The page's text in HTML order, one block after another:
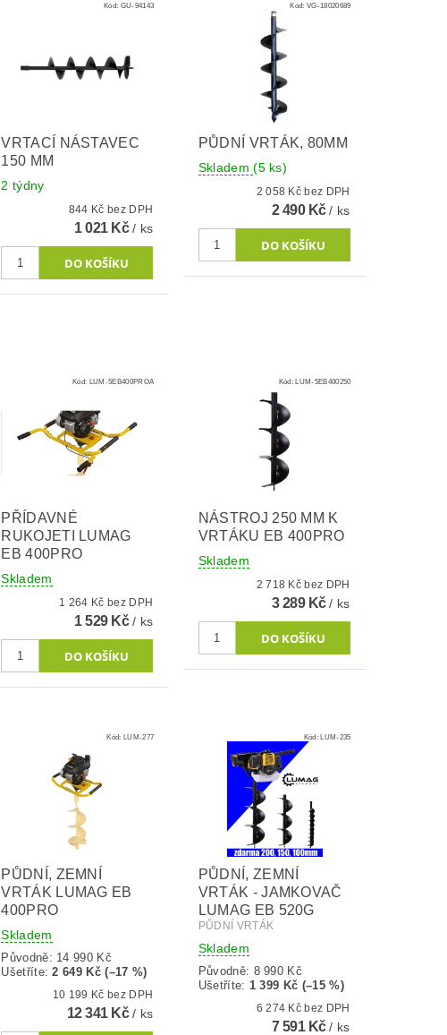
Kód: GU-94143
VRTACÍ NÁSTAVEC
150 MM
2 týdny
844 Kč bez DPH
1 021 Kč/ ks
Kód: VG-18020689
PŮDNÍ VRTÁK, 80MM
Skladem(5 ks)
2 058 Kč bez DPH
2 490 Kč/ ks
Kód: LUM-5EB400PROA
PŘÍDAVNÉ
RUKOJETI LUMAG
EB 400PRO
Skladem
1 264 Kč bez DPH
1 529 Kč/ ks
Kód:LUM-5EB400250
NÁSTROJ 250 MM K
VRTÁKU EB 400PRO
Skladem
2 718 Kč bez DPH
3 289 Kč/ ks
Kód: LUM-277
PŮDNÍ, ZEMNÍ
VRTÁK LUMAG EB
400PRO
Skladem
Původně: 14 990 Kč
Ušetříte:2 649 Kč (–17 %)
10 199 Kč bez DPH
12 341 Kč/ ks
Kód:LUM-235
PŮDNÍ, ZEMNÍ
VRTÁK - JAMKOVAČ
LUMAG EB 520G
PŮDNÍ VRTÁK
Skladem
Původně: 8 990 Kč
Ušetříte: 1 399 Kč (–15 %)
6 274 Kč bez DPH
7 591 Kč/ ks